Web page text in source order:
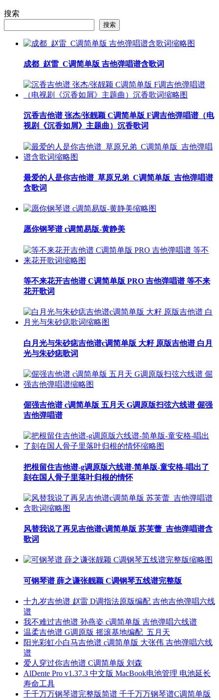
搜索
搜索
成都_赵雷_C调简单版 吉他弹唱谱含歌词
沉香吉他谱 张杰/张靓颖 C调简单版 F调吉他弹唱谱（电
视剧《沉香如屑》主题曲）沉香歌词
最爱的人是你吉他谱_草原兄弟_C调简单版_吉他弹唱谱
含歌词
愿你钢琴谱 c调简易版-黄静美
等不来花开吉他谱 C调简单版 PRO 吉他弹唱谱 等不来
花开歌词
白月光与朱砂痣吉他谱c调简单版 大籽 原版吉他谱 白月
光与朱砂痣歌词
倔强吉他谱 c调简单版 五月天 G调原版扫弦六线谱 倔强
吉他弹唱谱
把根留住吉他谱-g调原版六线谱-简单版-童安格-唱出了
刻在国人骨子里落叶归根的情怀
风替我说了再见吉他谱c调简单版 苏芙蕾_吉他弹唱谱含
歌词
可钢琴谱 薛之谦张靓颖 C调钢琴五线谱完整版
十九岁吉他谱 赵雷 D调指法原版编配 吉他吉他弹唱六线
谱
我不难过吉他谱 孙燕姿 c调简单版 吉他弹唱六线谱
温柔吉他谱 G调原版 摇滚基地编配_五月天
阳光彩虹小白马吉他谱 c调简单版 大张伟 吉他弹唱六线
谱
爱人穿过你吉他谱 C调简单版 刘森
AlDente Pro v1.37.3 中文版 MacBook电池管理 电池延长
寿命工具
千千万万钢琴谱完整版简谱 千千万万钢琴谱C调简单版